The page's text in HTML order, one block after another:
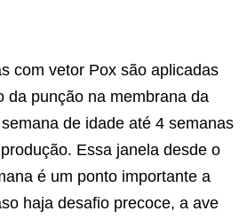
com vetor Pox são aplicadas
da punção na membrana da
de idade até 4 semanas
Essa janela desde o
é um ponto importante a
haja desafio precoce, a ave